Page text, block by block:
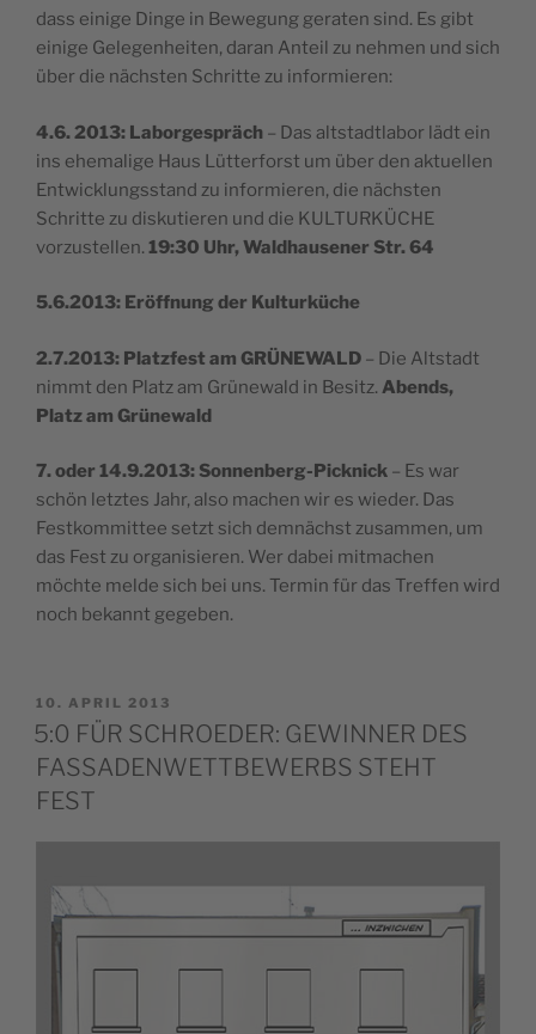
dass einige Dinge in Bewegung geraten sind. Es gibt
einige Gelegenheiten, daran Anteil zu nehmen und sich
über die nächsten Schritte zu informieren:
4.6. 2013: Laborgespräch – Das altstadtlabor lädt ein
ins ehemalige Haus Lütterforst um über den aktuellen
Entwicklungsstand zu informieren, die nächsten
Schritte zu diskutieren und die KULTURKÜCHE
vorzustellen. 19:30 Uhr, Waldhausener Str. 64
5.6.2013: Eröffnung der Kulturküche
2.7.2013: Platzfest am GRÜNEWALD – Die Altstadt
nimmt den Platz am Grünewald in Besitz. Abends,
Platz am Grünewald
7. oder 14.9.2013: Sonnenberg-Picknick – Es war
schön letztes Jahr, also machen wir es wieder. Das
Festkommittee setzt sich demnächst zusammen, um
das Fest zu organisieren. Wer dabei mitmachen
möchte melde sich bei uns. Termin für das Treffen wird
noch bekannt gegeben.
VERÖFFENTLICHT
AM
10. APRIL 2013
5:0 FÜR SCHROEDER: GEWINNER DES
FASSADENWETTBEWERBS STEHT
FEST